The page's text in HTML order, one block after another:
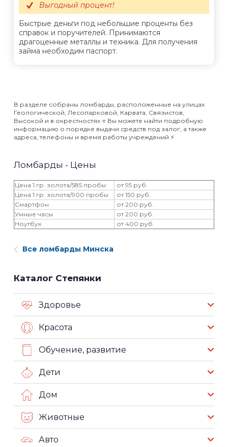
Быстрые деньги под небольшие проценты без
справок и поручителей. Принимаются
драгоценные металлы и техника. Для получения
займа необходим паспорт.
Выгодный процент!
В разделе собраны ломбарды, расположенные на улицах
Геологической, Лесопарковой, Карвата, Связистов,
Высокой и в окрестностях ⭐️ Вы можете найти подробную
информацию о порядке выдачи средств под залог, а также
адреса, телефоны и время работы учреждений ⚡️
Ломбарды - Цены
Цена 1 гр. золота/585 пробы
от 95 руб.
Цена 1 гр. золота/900 пробы
от 150 руб.
Смартфон
от 200 руб.
Умные часы
от 200 руб.
Ноутбук
от 400 руб.
Все ломбарды Минска
Каталог Степянки
Здоровье
Красота
Обучение, развитие
Дети
Дом
Животные
Авто